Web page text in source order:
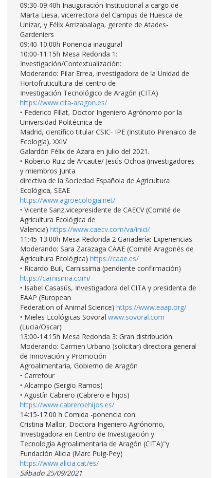
09:30-09:40h Inauguración Institucional a cargo de
Marta Liesa, vicerrectora del Campus de Huesca de
Unizar, y Félix Arrizabalaga, gerente de Atades-
Gardeniers
09:40-10:00h Ponencia inaugural
10:00-11:15h Mesa Redonda 1:
Investigación/Contextualización:
Moderando: Pilar Errea, investigadora de la Unidad de
Hortofruticultura del centro de
Investigación Tecnológico de Aragón (CITA)
https://www.cita-aragon.es/
• Federico Fillat, Doctor Ingeniero Agrónomo por la
Universidad Politécnica de
Madrid, científico titular CSIC- IPE (Instituto Pirenaico de
Ecología), XXIV
Galardón Félix de Azara en julio del 2021.
• Roberto Ruiz de Arcaute/ Jesús Ochoa (investigadores
y miembros Junta
directiva de la Sociedad Española de Agricultura
Ecológica, SEAE
https://www.agroecologia.net/
• Vicente Sanz,vicepresidente de CAECV (Comité de
Agricultura Ecológica de
Valencia) https://www.caecv.com/va/inici/
11:45-13:00h Mesa Redonda 2 Ganadería: Experiencias
Moderando: Sara Zarazaga CAAE (Comité Aragonés de
Agricultura Ecológica) https://caae.es/
• Ricardo Buil, Carnissima (pendiente confirmación)
https://carnisima.com/
• Isabel Casasús, Investigadora del CITA y presidenta de
EAAP (European
Federation of Animal Science) https://www.eaap.org/
• Mieles Ecológicas Sovoral www.sovoral.com
(Lucia/Oscar)
13:00-14:15h Mesa Redonda 3: Gran distribución
Moderando: Carmen Urbano (solicitar) directora general
de Innovación y Promoción
Agroalimentaria, Gobierno de Aragón
• Carrefour
• Alcampo (Sergio Ramos)
• Agustín Cabrero (Cabrero e hijos)
https://www.cabreroehijos.es/
14:15-17:00 h Comida -ponencia con:
Cristina Mallor, Doctora Ingeniero Agrónomo,
Investigadora en Centro de Investigación y
Tecnología Agroalimentaria de Aragón (CITA)"y
Fundación Alicia (Marc Puig-Pey)
https://www.alicia.cat/es/
Sábado 25/09/2021